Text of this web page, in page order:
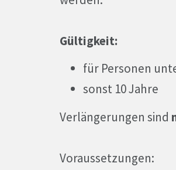
Gültigkeit:
für Personen
sonst 10 Jahre
Verlängerungen sind
Voraussetzungen: